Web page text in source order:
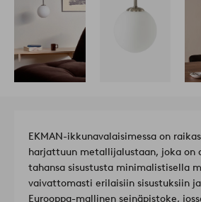
EKMAN-ikkunavalaisimessa on
harjattuun metallijalustaan, joka on
tahansa sisustusta minimalistisella
vaivattomasti erilaisiin sisustuksiin
Eurooppa-mallinen seinäpistoke,